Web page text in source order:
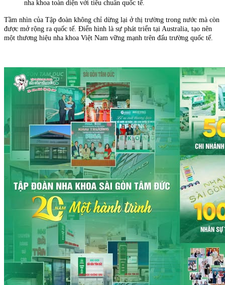
nha khoa toàn diện với tiêu chuẩn quốc tế.
Tầm nhìn của Tập đoàn không chỉ dừng lại ở thị trường trong nước mà còn
được mở rộng ra quốc tế. Điển hình là sự phát triển tại Australia, tạo nên
một thương hiệu nha khoa Việt Nam vững mạnh trên đấu trường quốc tế.